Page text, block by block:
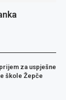
za uspješne
škole Žepče